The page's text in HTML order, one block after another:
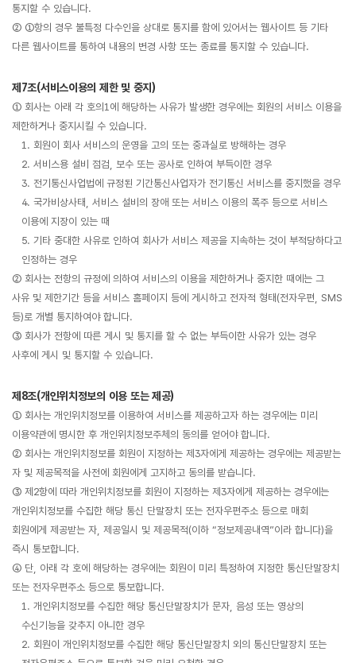
통지할 수 있습니다.
② ①항의 경우 불특정 다수인을 상대로 통지를 함에 있어서는 웹사이트 등 기타
다른 웹사이트를 통하여 내용의 변경 사항 또는 종료를 통지할 수 있습니다.
제7조(서비스이용의 제한 및 중지)
① 회사는 아래 각 호의1에 해당하는 사유가 발생한 경우에는 회원의 서비스 이용을
제한하거나 중지시킬 수 있습니다.
1. 회원이 회사 서비스의 운영을 고의 또는 중과실로 방해하는 경우
2. 서비스용 설비 점검, 보수 또는 공사로 인하여 부득이한 경우
3. 전기통신사업법에 규정된 기간통신사업자가 전기통신 서비스를 중지했을 경우
4. 국가비상사태, 서비스 설비의 장애 또는 서비스 이용의 폭주 등으로 서비스
이용에 지장이 있는 때
5. 기타 중대한 사유로 인하여 회사가 서비스 제공을 지속하는 것이 부적당하다고
인정하는 경우
② 회사는 전항의 규정에 의하여 서비스의 이용을 제한하거나 중지한 때에는 그
사유 및 제한기간 등을 서비스 홈페이지 등에 게시하고 전자적 형태(전자우편, SMS
등)로 개별 통지하여야 합니다.
③ 회사가 전항에 따른 게시 및 통지를 할 수 없는 부득이한 사유가 있는 경우
사후에 게시 및 통지할 수 있습니다.
제8조(개인위치정보의 이용 또는 제공)
① 회사는 개인위치정보를 이용하여 서비스를 제공하고자 하는 경우에는 미리
이용약관에 명시한 후 개인위치정보주체의 동의를 얻어야 합니다.
② 회사는 개인위치정보를 회원이 지정하는 제3자에게 제공하는 경우에는 제공받는
자 및 제공목적을 사전에 회원에게 고지하고 동의를 받습니다.
③ 제2항에 따라 개인위치정보를 회원이 지정하는 제3자에게 제공하는 경우에는
개인위치정보를 수집한 해당 통신 단말장치 또는 전자우편주소 등으로 매회
회원에게 제공받는 자, 제공일시 및 제공목적(이하 “정보제공내역”이라 합니다)을
즉시 통보합니다.
④ 단, 아래 각 호에 해당하는 경우에는 회원이 미리 특정하여 지정한 통신단말장치
또는 전자우편주소 등으로 통보합니다.
1. 개인위치정보를 수집한 해당 통신단말장치가 문자, 음성 또는 영상의
수신기능을 갖추지 아니한 경우
2. 회원이 개인위치정보를 수집한 해당 통신단말장치 외의 통신단말장치 또는